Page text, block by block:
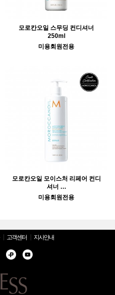
모로칸오일 스무딩 컨디셔너
250ml
미용회원전용
모로칸오일 모이스처 리페어 컨디
셔너 …
미용회원전용
고객센터 지사안내